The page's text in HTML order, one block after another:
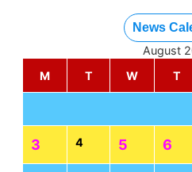
News
August
M
T W T
3 4 5 6